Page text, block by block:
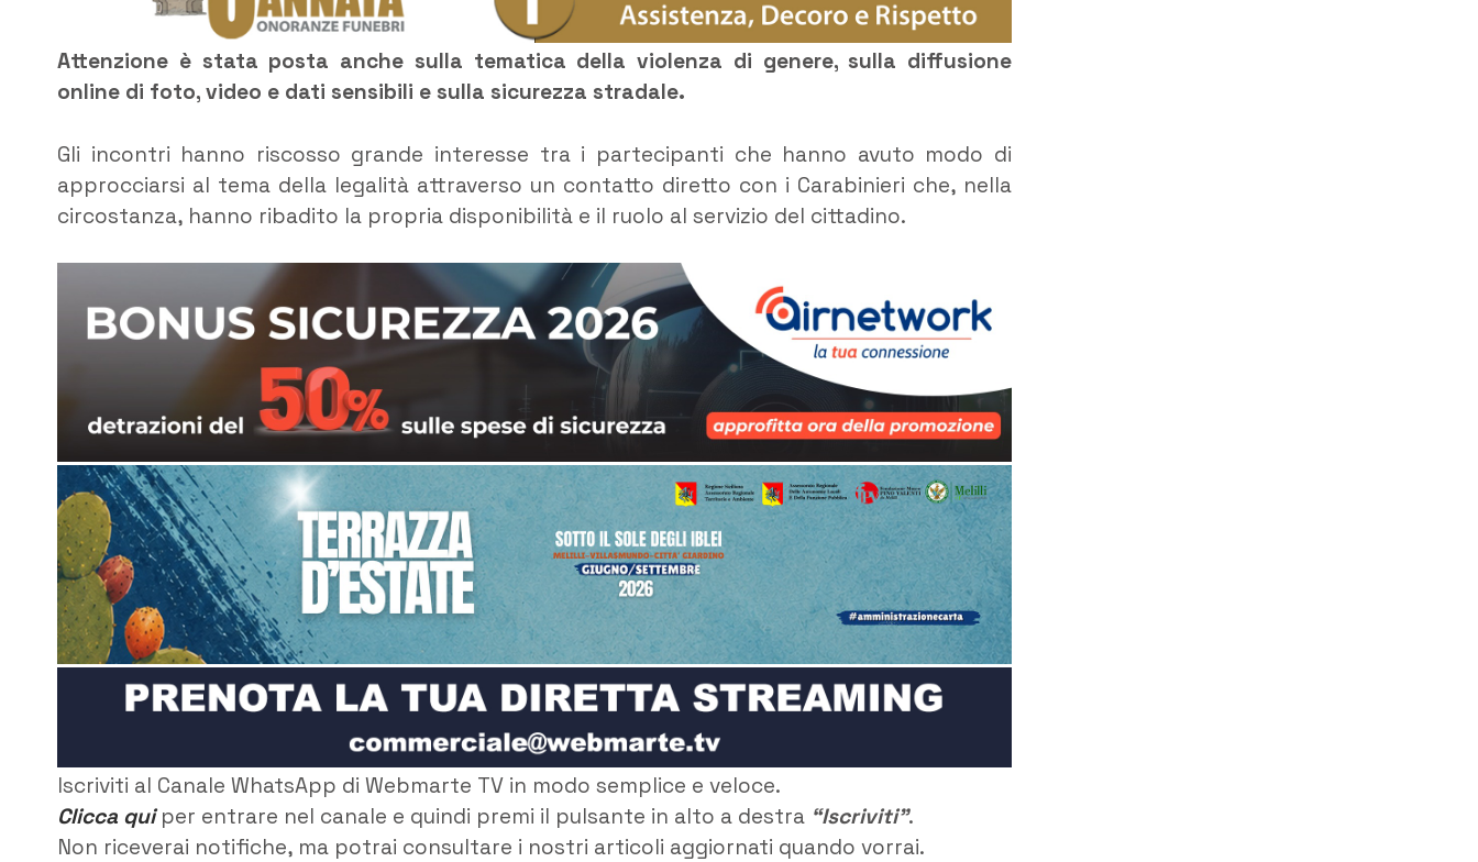
Attenzione è stata posta anche sulla tematica della violenza di genere, sulla diffusione
online di foto, video e dati sensibili e sulla sicurezza stradale.
Gli incontri hanno riscosso grande interesse tra i partecipanti che hanno avuto modo di
approcciarsi al tema della legalità attraverso un contatto diretto con i Carabinieri che, nella
circostanza, hanno ribadito la propria disponibilità e il ruolo al servizio del cittadino.
Iscriviti al Canale WhatsApp di Webmarte TV in modo semplice e veloce.
Clicca quiper entrare nel canale e quindi premi il pulsante in alto a destra “Iscriviti”.
Non riceverai notifiche, ma potrai consultare i nostri articoli aggiornati quando vorrai.